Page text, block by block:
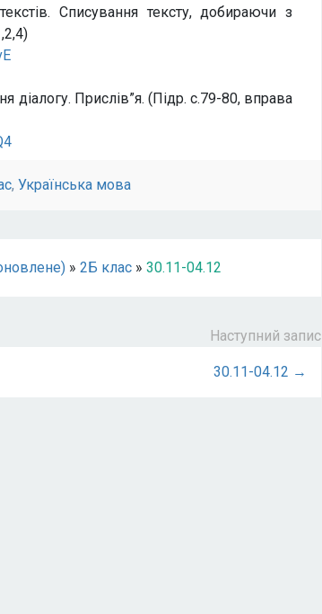
Списування тексту, добираючи з
Прислів”я. (Підр. с.79-80, вправа
, Українська мова
» 2Б клас» 30.11-04.12
Наступний запис
30.11-04.12 →